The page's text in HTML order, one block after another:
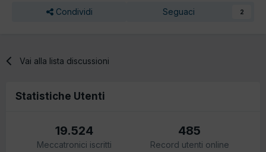
Condividi Seguaci 2
Vai alla lista discussioni
Statistiche Utenti
19.524
Meccatronici iscritti
485
Record utenti online